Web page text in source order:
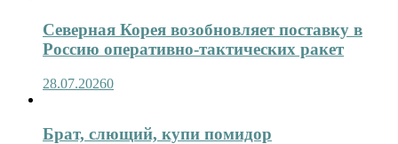
Северная Корея возобновляет поставку в
Россию оперативно-тактических ракет
28.07.20260
Брат, слющий, купи помидор